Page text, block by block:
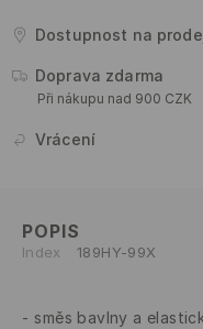
Dostupnost na
Doprava zdarma
Při nákupu nad 900 CZK
Vrácení
POPIS
Index 189HY-99X
směs bavlny a